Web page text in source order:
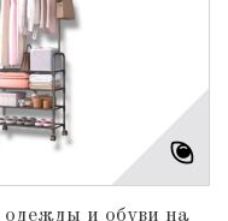
одежды и обуви на